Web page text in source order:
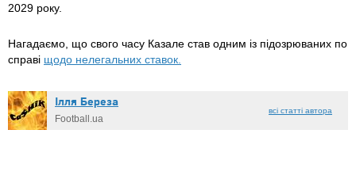
2029 року.
Нагадаємо, що свого часу Казале став одним із підозрюваних по
справі щодо нелегальних ставок.
Ілля Береза
Football.ua
всі статті автора